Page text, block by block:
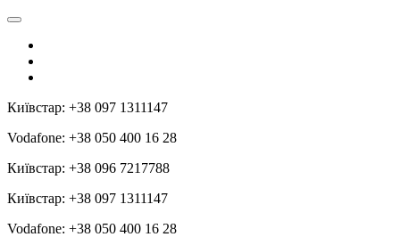
Київстар: +38 097 1311147
Vodafone: +38 050 400 16 28
Київстар: +38 096 7217788
Київстар: +38 097 1311147
Vodafone: +38 050 400 16 28